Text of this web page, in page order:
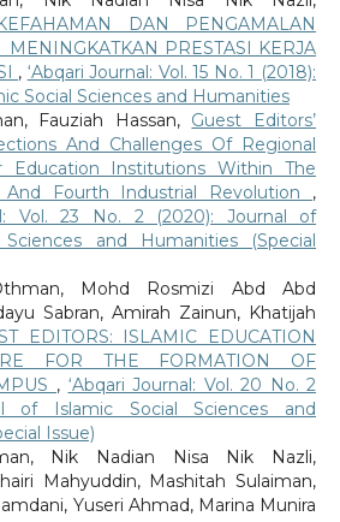
DAN PENGAMALAN
PRESTASI KERJA
, ‘Abqari Journal: Vol. 15 No. 1 (2018):
Social Sciences and Humanities
Fauziah Hassan, Guest Editors’
And Challenges Of Regional
Education Institutions Within The
And Fourth Industrial Revolution ,
Vol. 23 No. 2 (2020): Journal of
and Humanities (Special
Mohd Rosmizi Abd Abd
Sabran, Amirah Zainun, Khatijah
EDITORS: ISLAMIC EDUCATION
FOR THE FORMATION OF
, ‘Abqari Journal: Vol. 20 No. 2
of Islamic Social Sciences and
Issue)
Nik Nadian Nisa Nik Nazli,
Mahyuddin, Mashitah Sulaiman,
Yuseri Ahmad, Marina Munira